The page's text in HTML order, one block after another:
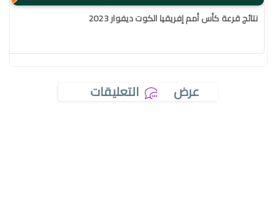
نتائج قرعة كأس أمم إفريقيا الكوت ديفوار 2023
عرض التعليقات